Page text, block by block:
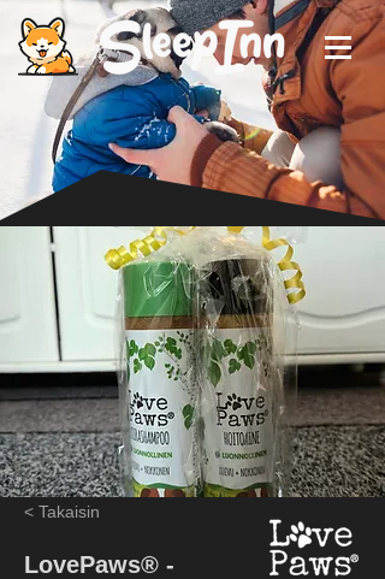
< Takaisin
LovePaws® -